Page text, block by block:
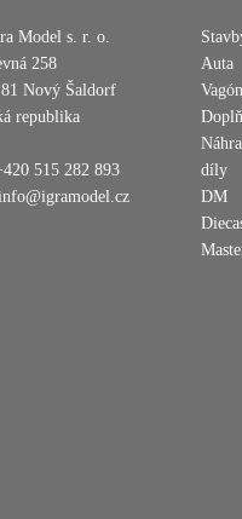
Model s. r. o.
258
Nový Šaldorf
republika
515 282 893
Auta
díly
DM
Přidáno